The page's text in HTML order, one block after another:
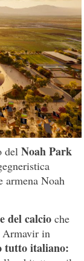
delNoah Park
armena Noah
del calcio che
Armavir in
tutto italiano: